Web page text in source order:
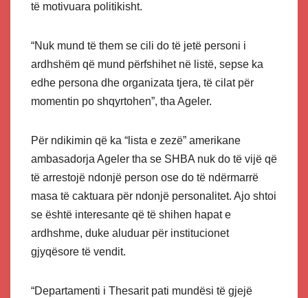
të motivuara politikisht.
“Nuk mund të them se cili do të jetë personi i
ardhshëm që mund përfshihet në listë, sepse ka
edhe persona dhe organizata tjera, të cilat për
momentin po shqyrtohen”, tha Ageler.
Për ndikimin që ka “lista e zezë” amerikane
ambasadorja Ageler tha se SHBA nuk do të vijë që
të arrestojë ndonjë person ose do të ndërmarrë
masa të caktuara për ndonjë personalitet. Ajo shtoi
se është interesante që të shihen hapat e
ardhshme, duke aluduar për institucionet
gjyqësore të vendit.
“Departamenti i Thesarit pati mundësi të gjejë